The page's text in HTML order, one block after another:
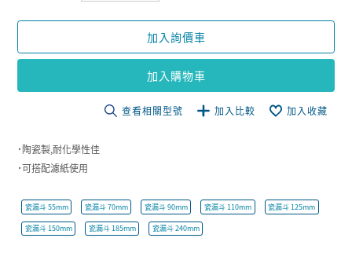
加入詢價車
加入購物車
查看相關型號 加入比較 加入收藏
˙陶瓷製,耐化學性佳
˙可搭配濾紙使用
瓷漏斗 55mm 瓷漏斗 70mm 瓷漏斗 90mm 瓷漏斗 110mm 瓷漏斗 125mm
瓷漏斗 150mm 瓷漏斗 185mm 瓷漏斗 240mm